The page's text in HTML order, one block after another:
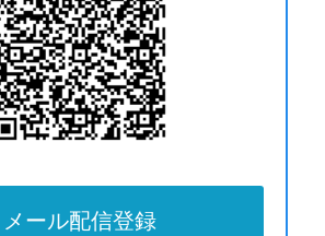
メール配信登録